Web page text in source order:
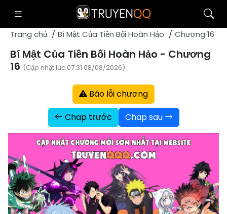
Trang chủ Bí Mật Của Tiền Bối Hoàn Hảo Chương 16
Bí Mật Của Tiền Bối Hoàn Hảo - Chương
16 (Cập nhật lúc 07:31 08/08/2026)
Báo lỗi chương
Chap trước
Chap sau